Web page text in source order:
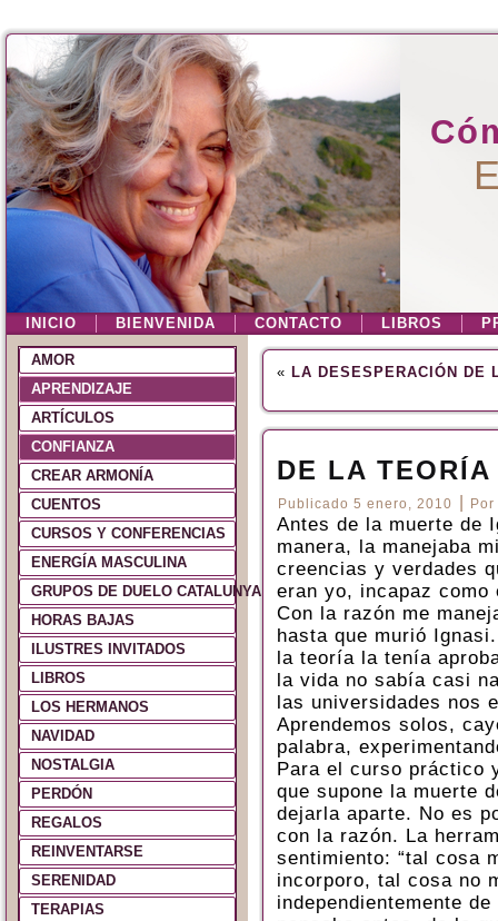
INICIO BIENVENIDA CONTACTO LIBROS
AMOR
APRENDIZAJE
ARTÍCULOS
CONFIANZA
CREAR ARMONÍA
CUENTOS
CURSOS Y CONFERENCIAS
ENERGÍA MASCULINA
GRUPOS DE DUELO CATALUNYA Y ESPAÑA
HORAS BAJAS
ILUSTRES INVITADOS
LIBROS
LOS HERMANOS
NAVIDAD
NOSTALGIA
PERDÓN
REGALOS
REINVENTARSE
SERENIDAD
TERAPIAS
« LA DESESPERACIÓN DE
DE LA
Publicado 5 enero, 2010 Por
Antes de la muerte de
manera, la manejaba
creencias y verdades
eran yo, incapaz como
Con la razón me
hasta que murió
la teoría la tenía
la vida no sabía casi
las universidades nos
Aprendemos solos,
palabra,
Para el curso práctico
que supone la muerte
dejarla aparte. No es
con la razón. La
sentimiento: “tal cosa
incorporo, tal cosa no
independientemente